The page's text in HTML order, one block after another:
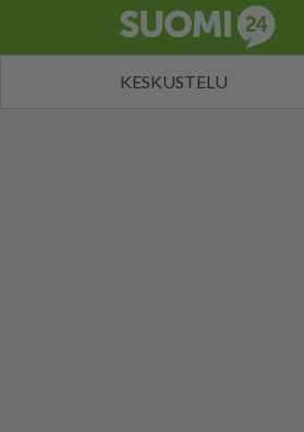
KESKUSTELU